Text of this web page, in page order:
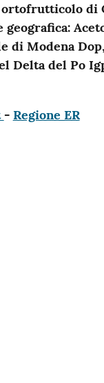
di
di Modena
Delta del Po
- Regione ER